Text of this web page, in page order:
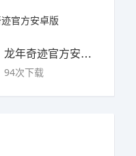
龙年奇迹官方安卓版
94次下载